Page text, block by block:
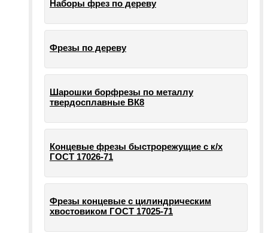
Наборы фрез по дереву
Фрезы по дереву
Шарошки борфрезы по металлу
твердосплавные ВК8
Концевые фрезы быстрорежущие с к/х
ГОСТ 17026-71
Фрезы концевые с цилиндрическим
хвостовиком ГОСТ 17025-71